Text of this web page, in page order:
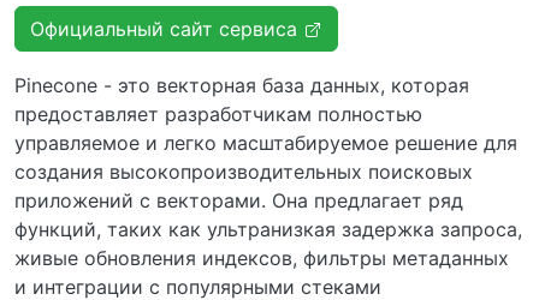
Официальный сайт сервиса
Pinecone - это векторная база данных, которая
предоставляет разработчикам полностью
управляемое и легко масштабируемое решение для
создания высокопроизводительных поисковых
приложений с векторами. Она предлагает ряд
функций, таких как ультранизкая задержка запроса,
живые обновления индексов, фильтры метаданных
и интеграции с популярными стеками